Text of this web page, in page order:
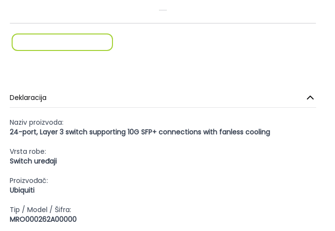
Deklaracija
Naziv proizvoda:
24-port, Layer 3 switch supporting 10G SFP+ connections with fanless cooling
Vrsta robe:
Switch uređaji
Proizvođač:
Ubiquiti
Tip / Model / Šifra:
MRO000262A00000